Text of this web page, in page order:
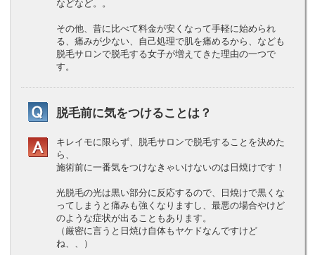
などなど。。
その他、昔に比べて料金が安くなって手軽に始められ
る、痛みが少ない、自己処理で肌を痛めるから、なども
脱毛サロンで脱毛する女子が増えてきた理由の一つで
す。
脱毛前に気をつけることは？
キレイモに限らず、脱毛サロンで脱毛することを決めた
ら、
施術前に一番気をつけなきゃいけないのは日焼けです！
光脱毛の光は黒い部分に反応するので、日焼けで黒くな
ってしまうと痛みも強くなりますし、最悪の場合やけど
のような症状が出ることもあります。
（厳密に言うと日焼け自体もヤケドなんですけど
ね、、）